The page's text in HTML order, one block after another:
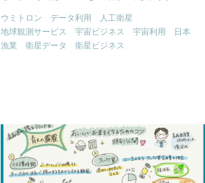
ウミトロン データ利用
人工衛星
地球観測サービス
宇宙ビジネス 宇宙利用
日本
漁業
衛星データ 衛星ビジネス